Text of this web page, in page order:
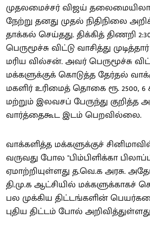
முதலமைச்சர் விஜய்
நேற்று தனது முதல் நிதிநிலை
தாக்கல் செய்தது. திக்கித் திணறி
பெருமூச்சு விட்டு வாசித்து
மரிய வில்சன். அவர் பெருமூச்சு
மக்களுக்குக் கொடுத்த தேர்தல்
மகளிர் உரிமைத் தொகை ரூ. 2500,
மற்றும் இலவசப் பேருந்து குறித்த
வார்த்தைகூட இடம் பெறவில்லை.
வாக்களித்த மக்களுக்குச்
வருவது போல "பிம்பிளிக்கா
ஏமாற்றியுள்ளது த.வெ.க அரசு.
தி.மு.க ஆட்சியில் மக்களுக்காகச்
பல முக்கிய திட்டங்களின்
புதிய திட்டம் போல்